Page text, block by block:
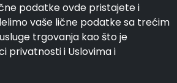
podatke ovde pristajete i
vaše lične podatke sa trećim
trgovanja kao što je
privatnosti i Uslovima i